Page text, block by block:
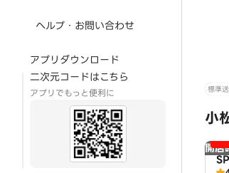
ヘルプ・お問い合わせ
アプリダウンロード
二次元コードはこちら
アプリでもっと便利に 標準
小
開店